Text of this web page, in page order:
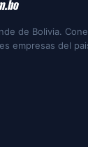
de Bolivia.
empresas del